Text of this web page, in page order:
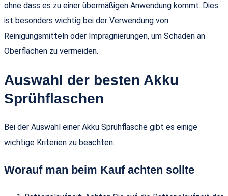
ohne dass es zu einer übermäßigen Anwendung kommt. Dies
ist besonders wichtig bei der Verwendung von
Reinigungsmitteln oder Imprägnierungen, um Schäden an
Oberflächen zu vermeiden.
Auswahl der besten Akku
Sprühflaschen
Bei der Auswahl einer Akku Sprühflasche gibt es einige
wichtige Kriterien zu beachten:
Worauf man beim Kauf achten sollte